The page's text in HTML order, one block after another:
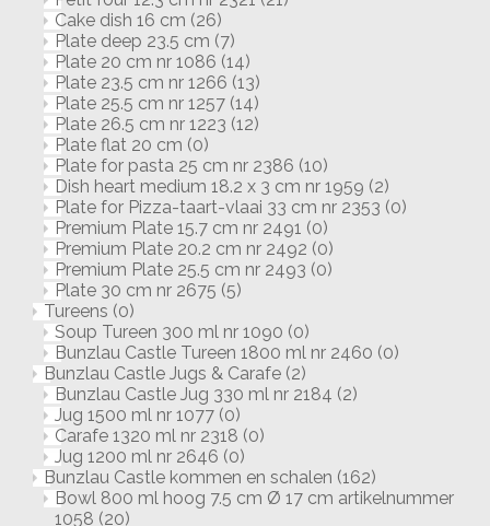
Cake dish 16 cm (26)
Plate deep 23.5 cm (7)
Plate 20 cm nr 1086 (14)
Plate 23.5 cm nr 1266 (13)
Plate 25.5 cm nr 1257 (14)
Plate 26.5 cm nr 1223 (12)
Plate flat 20 cm (0)
Plate for pasta 25 cm nr 2386 (10)
Dish heart medium 18.2 x 3 cm nr 1959 (2)
Plate for Pizza-taart-vlaai 33 cm nr 2353 (0)
Premium Plate 15.7 cm nr 2491 (0)
Premium Plate 20.2 cm nr 2492 (0)
Premium Plate 25.5 cm nr 2493 (0)
Plate 30 cm nr 2675 (5)
Tureens (0)
Soup Tureen 300 ml nr 1090 (0)
Bunzlau Castle Tureen 1800 ml nr 2460 (0)
Bunzlau Castle Jugs & Carafe (2)
Bunzlau Castle Jug 330 ml nr 2184 (2)
Jug 1500 ml nr 1077 (0)
Carafe 1320 ml nr 2318 (0)
Jug 1200 ml nr 2646 (0)
Bunzlau Castle kommen en schalen (162)
Bowl 800 ml hoog 7.5 cm Ø 17 cm artikelnummer
1058 (20)